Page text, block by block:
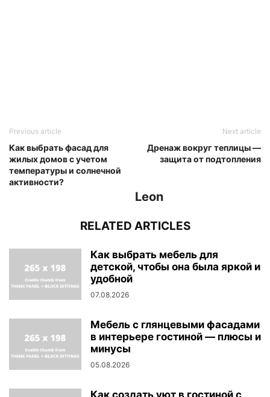
Previous article
Как выбрать фасад для
жилых домов с учетом
температуры и солнечной
активности?
Next article
Дренаж вокруг теплицы —
защита от подтопления
Leon
RELATED ARTICLES
Как выбрать мебель для
детской, чтобы она была яркой и
удобной
07.08.2026
Мебель с глянцевыми фасадами
в интерьере гостиной — плюсы и
минусы
05.08.2026
Как создать уют в гостиной с